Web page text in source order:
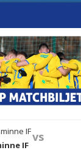
IF
vs